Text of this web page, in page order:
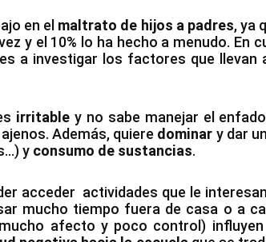
en el maltrato de hijos a padres, ya
y el 10% lo ha hecho a menudo. En
a investigar los factores que llevan
irritable y no sabe manejar el
Además, quiere dominar y dar
y consumo de sustancias.
acceder actividades que le
mucho tiempo fuera de casa o a
afecto y poco control)